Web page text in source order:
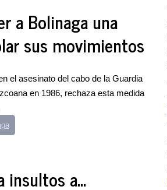
a Bolinaga una
sus movimientos
el asesinato del cabo de la Guardia
en 1986, rechaza esta medida
insultos a...